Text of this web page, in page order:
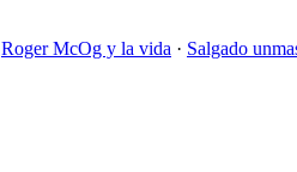
Roger McOg y la vida · Salgado